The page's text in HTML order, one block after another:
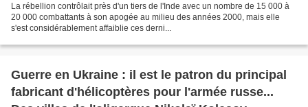
La rébellion contrôlait près d'un tiers de l'Inde avec un nombre de 15 000 à
20 000 combattants à son apogée au milieu des années 2000, mais elle
s'est considérablement affaiblie ces derni...
Guerre en Ukraine : il est le patron du principal
fabricant d'hélicoptères pour l'armée russe...